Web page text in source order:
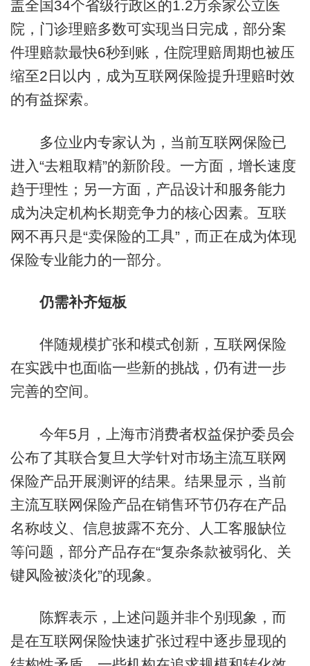
盖全国34个省级行政区的1.2万余家公立医
院，门诊理赔多数可实现当日完成，部分案
件理赔款最快6秒到账，住院理赔周期也被压
缩至2日以内，成为互联网保险提升理赔时效
的有益探索。
多位业内专家认为，当前互联网保险已
进入“去粗取精”的新阶段。一方面，增长速度
趋于理性；另一方面，产品设计和服务能力
成为决定机构长期竞争力的核心因素。互联
网不再只是“卖保险的工具”，而正在成为体现
保险专业能力的一部分。
仍需补齐短板
伴随规模扩张和模式创新，互联网保险
在实践中也面临一些新的挑战，仍有进一步
完善的空间。
今年5月，上海市消费者权益保护委员会
公布了其联合复旦大学针对市场主流互联网
保险产品开展测评的结果。结果显示，当前
主流互联网保险产品在销售环节仍存在产品
名称歧义、信息披露不充分、人工客服缺位
等问题，部分产品存在“复杂条款被弱化、关
键风险被淡化”的现象。
陈辉表示，上述问题并非个别现象，而
是在互联网保险快速扩张过程中逐步显现的